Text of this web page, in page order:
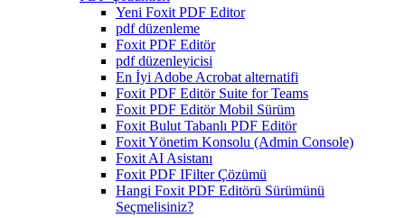
Yeni Foxit PDF Editor
pdf düzenleme
Foxit PDF Editör
pdf düzenleyicisi
En İyi Adobe Acrobat alternatifi
Foxit PDF Editör Suite for Teams
Foxit PDF Editör Mobil Sürüm
Foxit Bulut Tabanlı PDF Editör
Foxit Yönetim Konsolu (Admin Console)
Foxit AI Asistanı
Foxit PDF IFilter Çözümü
Hangi Foxit PDF Editörü Sürümünü
Seçmelisiniz?